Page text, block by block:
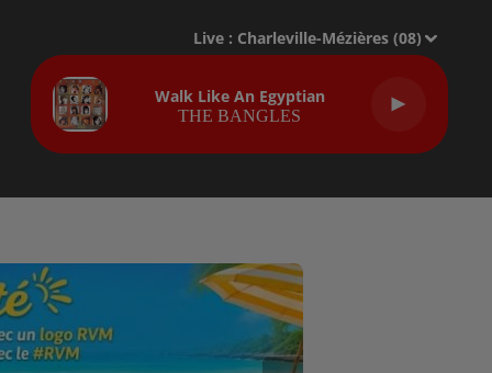
Live : Charleville-Mézières (08)
Walk Like An Egyptian
THE BANGLES